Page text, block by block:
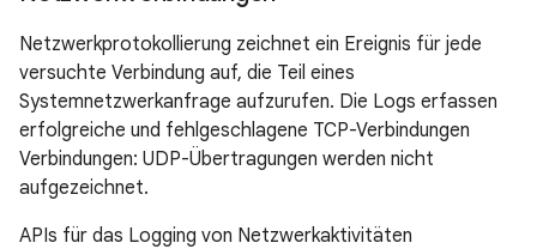
Netzwerkprotokollierung zeichnet ein Ereignis für jede
versuchte Verbindung auf, die Teil eines
Systemnetzwerkanfrage aufzurufen. Die Logs erfassen
erfolgreiche und fehlgeschlagene TCP-Verbindungen
Verbindungen: UDP-Übertragungen werden nicht
aufgezeichnet.
APIs für das Logging von Netzwerkaktivitäten